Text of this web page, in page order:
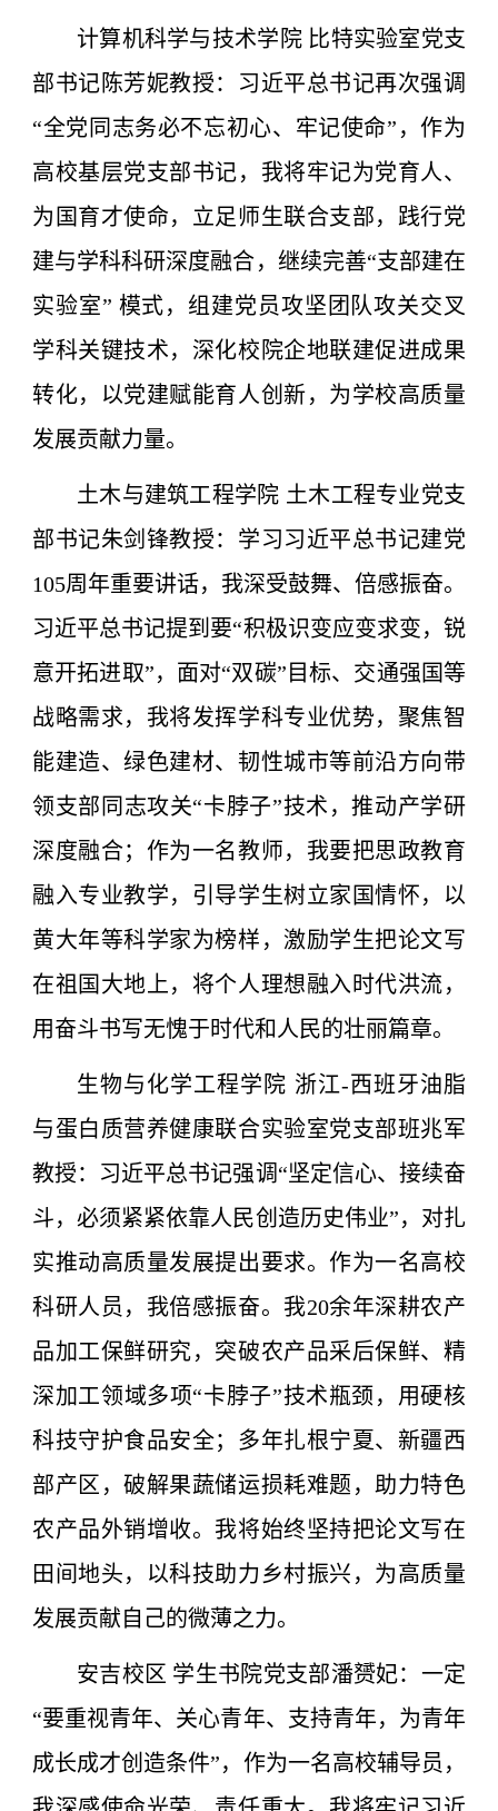
计算机科学与技术学院 比特实验室党支
部书记陈芳妮教授：习近平总书记再次强调
“全党同志务必不忘初心、牢记使命”，作为
高校基层党支部书记，我将牢记为党育人、
为国育才使命，立足师生联合支部，践行党
建与学科科研深度融合，继续完善“支部建在
实验室” 模式，组建党员攻坚团队攻关交叉
学科关键技术，深化校院企地联建促进成果
转化，以党建赋能育人创新，为学校高质量
发展贡献力量。
土木与建筑工程学院 土木工程专业党支
部书记朱剑锋教授：学习习近平总书记建党
105周年重要讲话，我深受鼓舞、倍感振奋。
习近平总书记提到要“积极识变应变求变，锐
意开拓进取”，面对“双碳”目标、交通强国等
战略需求，我将发挥学科专业优势，聚焦智
能建造、绿色建材、韧性城市等前沿方向带
领支部同志攻关“卡脖子”技术，推动产学研
深度融合；作为一名教师，我要把思政教育
融入专业教学，引导学生树立家国情怀，以
黄大年等科学家为榜样，激励学生把论文写
在祖国大地上，将个人理想融入时代洪流，
用奋斗书写无愧于时代和人民的壮丽篇章。
生物与化学工程学院 浙江-西班牙油脂
与蛋白质营养健康联合实验室党支部班兆军
教授：习近平总书记强调“坚定信心、接续奋
斗，必须紧紧依靠人民创造历史伟业”，对扎
实推动高质量发展提出要求。作为一名高校
科研人员，我倍感振奋。我20余年深耕农产
品加工保鲜研究，突破农产品采后保鲜、精
深加工领域多项“卡脖子”技术瓶颈，用硬核
科技守护食品安全；多年扎根宁夏、新疆西
部产区，破解果蔬储运损耗难题，助力特色
农产品外销增收。我将始终坚持把论文写在
田间地头，以科技助力乡村振兴，为高质量
发展贡献自己的微薄之力。
安吉校区 学生书院党支部潘赟妃：一定
“要重视青年、关心青年、支持青年，为青年
成长成才创造条件”，作为一名高校辅导员，